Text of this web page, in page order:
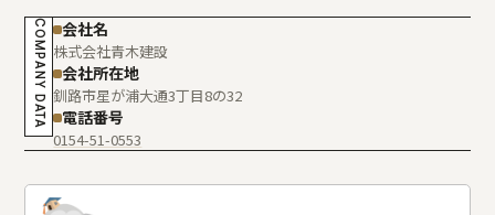
北見(オホーツク)版
COMPANY DATA 会社名
株式会社青木建設
会社所在地
釧路市星が浦大通3丁目8の32
電話番号
0154-51-0553